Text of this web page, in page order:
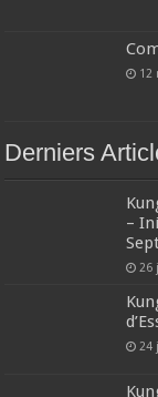
12
Derniers
–
26
24